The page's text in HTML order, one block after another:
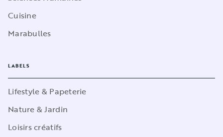
Cuisine
Marabulles
LABELS
Lifestyle & Papeterie
Nature & Jardin
Loisirs créatifs